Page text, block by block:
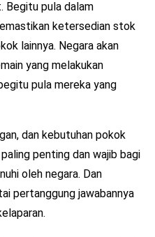
Begitu pula dalam
ketersedian stok
lainnya. Negara akan
yang melakukan
pula mereka yang
dan kebutuhan pokok
penting dan wajib bagi
oleh negara. Dan
pertanggung jawabannya